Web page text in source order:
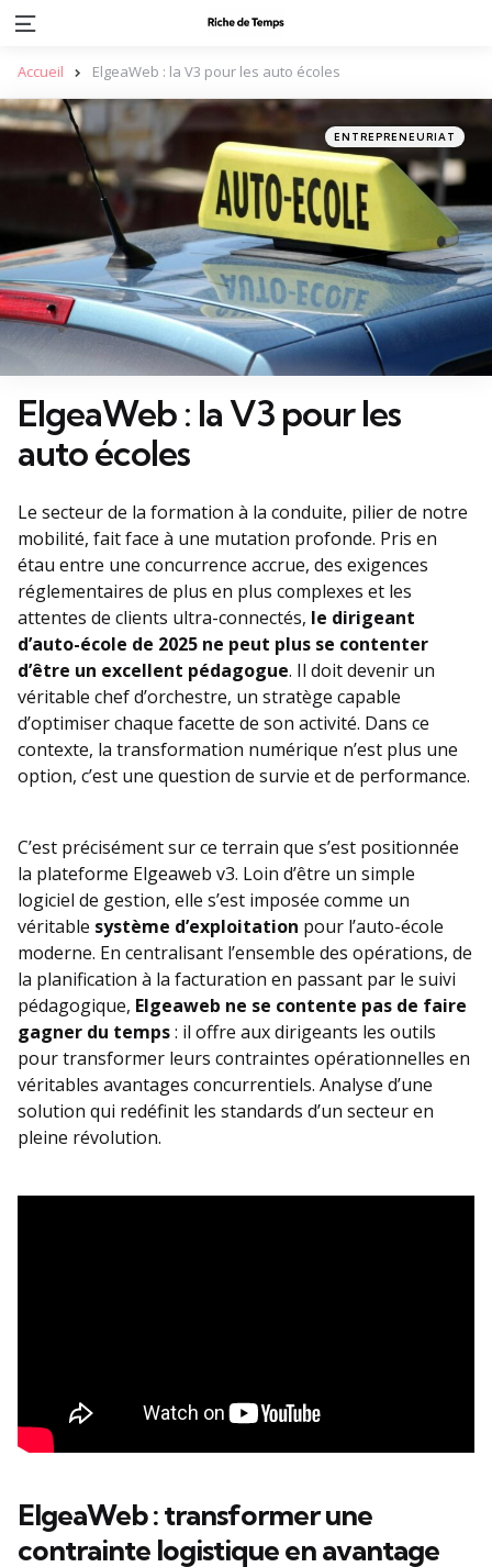
Menu
Accueil ElgeaWeb : la V3 pour les auto écoles
Categories
Posted
in
ENTREPRENEURIAT
ElgeaWeb : la V3 pour les
auto écoles
Le secteur de la formation à la conduite, pilier de notre
mobilité, fait face à une mutation profonde. Pris en
étau entre une concurrence accrue, des exigences
réglementaires de plus en plus complexes et les
attentes de clients ultra-connectés, le dirigeant
d’auto-école de 2025 ne peut plus se contenter
d’être un excellent pédagogue. Il doit devenir un
véritable chef d’orchestre, un stratège capable
d’optimiser chaque facette de son activité. Dans ce
contexte, la transformation numérique n’est plus une
option, c’est une question de survie et de performance.
C’est précisément sur ce terrain que s’est positionnée
la plateforme Elgeaweb v3. Loin d’être un simple
logiciel de gestion, elle s’est imposée comme un
véritable système d’exploitation pour l’auto-école
moderne. En centralisant l’ensemble des opérations, de
la planification à la facturation en passant par le suivi
pédagogique, Elgeaweb ne se contente pas de faire
gagner du temps: il offre aux dirigeants les outils
pour transformer leurs contraintes opérationnelles en
véritables avantages concurrentiels. Analyse d’une
solution qui redéfinit les standards d’un secteur en
pleine révolution.
ElgeaWeb : transformer une
contrainte logistique en avantage